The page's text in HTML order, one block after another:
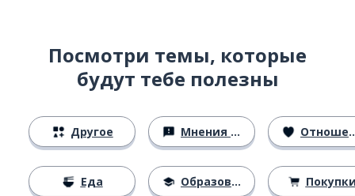
Посмотри темы, которые
будут тебе полезны
Другое
Еда
Мнения и убеждения
Образование
Отношения